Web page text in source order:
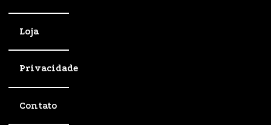
Loja
Privacidade
Contato